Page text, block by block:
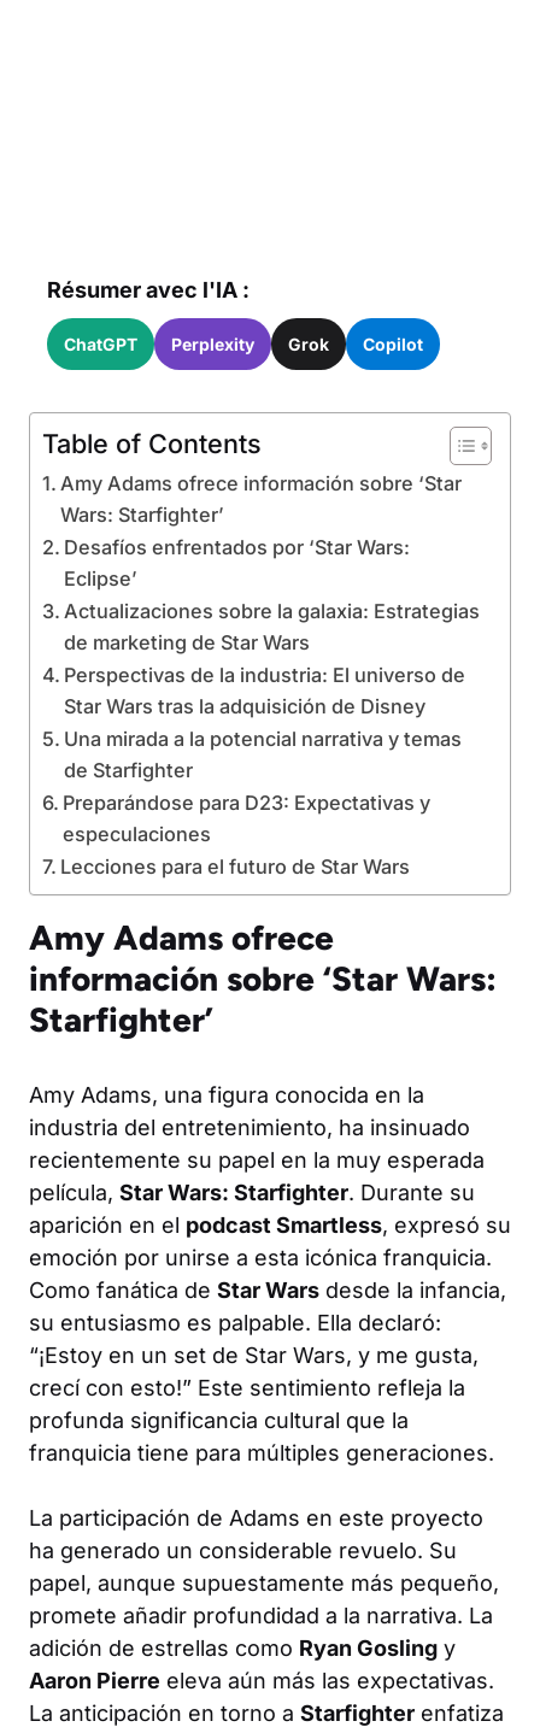
Résumer avec l'IA :
ChatGPT Perplexity Grok Copilot
Table of Contents
Amy Adams ofrece información sobre ‘Star
Wars: Starfighter’
Desafíos enfrentados por ‘Star Wars:
Eclipse’
Actualizaciones sobre la galaxia: Estrategias
de marketing de Star Wars
Perspectivas de la industria: El universo de
Star Wars tras la adquisición de Disney
Una mirada a la potencial narrativa y temas
de Starfighter
Preparándose para D23: Expectativas y
especulaciones
Lecciones para el futuro de Star Wars
Amy Adams ofrece
información sobre ‘Star Wars:
Starfighter’
Amy Adams, una figura conocida en la
industria del entretenimiento, ha insinuado
recientemente su papel en la muy esperada
película, Star Wars: Starfighter. Durante su
aparición en el podcast Smartless, expresó su
emoción por unirse a esta icónica franquicia.
Como fanática de Star Wars desde la infancia,
su entusiasmo es palpable. Ella declaró:
“¡Estoy en un set de Star Wars, y me gusta,
crecí con esto!” Este sentimiento refleja la
profunda significancia cultural que la
franquicia tiene para múltiples generaciones.
La participación de Adams en este proyecto
ha generado un considerable revuelo. Su
papel, aunque supuestamente más pequeño,
promete añadir profundidad a la narrativa. La
adición de estrellas como Ryan Gosling y
Aaron Pierre eleva aún más las expectativas.
La anticipación en torno a Starfighter enfatiza